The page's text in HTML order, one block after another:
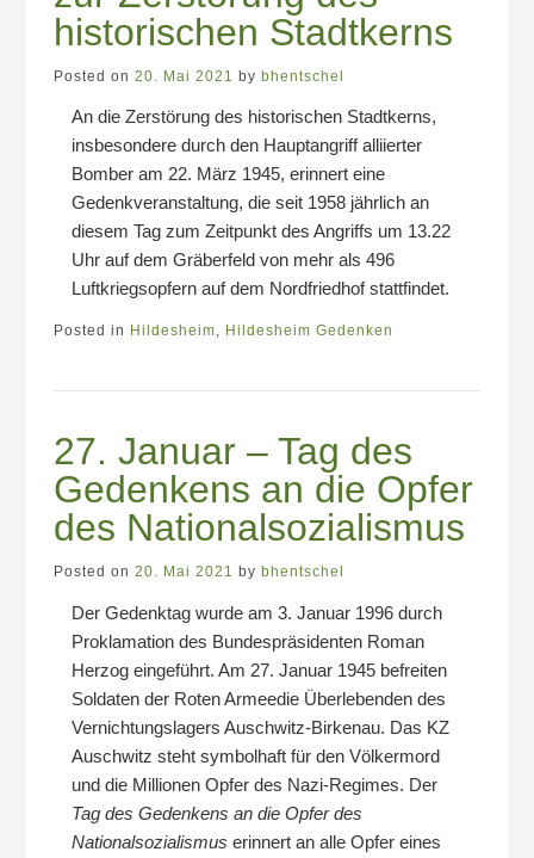
historischen Stadtkerns
Posted on 20. Mai 2021 by bhentschel
An die Zerstörung des historischen Stadtkerns,
insbesondere durch den Hauptangriff alliierter
Bomber am 22. März 1945, erinnert eine
Gedenkveranstaltung, die seit 1958 jährlich an
diesem Tag zum Zeitpunkt des Angriffs um 13.22
Uhr auf dem Gräberfeld von mehr als 496
Luftkriegsopfern auf dem Nordfriedhof stattfindet.
Posted in Hildesheim, Hildesheim Gedenken
27. Januar – Tag des
Gedenkens an die Opfer
des Nationalsozialismus
Posted on 20. Mai 2021 by bhentschel
Der Gedenktag wurde am 3. Januar 1996 durch
Proklamation des Bundespräsidenten Roman
Herzog eingeführt. Am 27. Januar 1945 befreiten
Soldaten der Roten Armeedie Überlebenden des
Vernichtungslagers Auschwitz-Birkenau. Das KZ
Auschwitz steht symbolhaft für den Völkermord
und die Millionen Opfer des Nazi-Regimes. Der
Tag des Gedenkens an die Opfer des
Nationalsozialismus erinnert an alle Opfer eines